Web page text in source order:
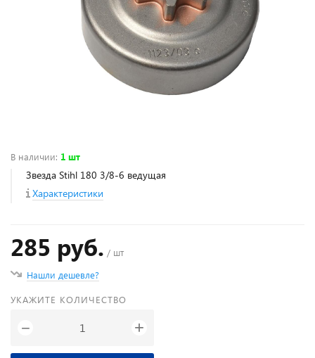
В наличии: 1 шт
Звезда Stihl 180 3/8-6 ведущая
Характеристики
285 руб. / шт
Нашли дешевле?
УКАЖИТЕ КОЛИЧЕСТВО
− +